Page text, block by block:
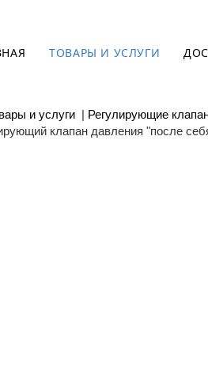
ТОВАРЫ И УСЛУГИ
и услуги | Регулирующие
клапан давления "после